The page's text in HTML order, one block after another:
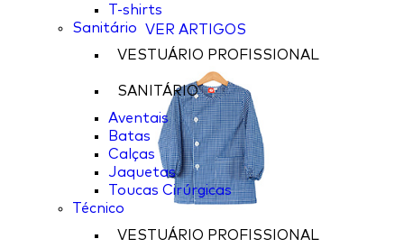
T-shirts
Sanitário
VESTUÁRIO PROFISSIONAL
SANITÁRIO
Aventais
Batas
Calças
Jaquetas
Toucas Cirúrgicas
Técnico
VESTUÁRIO PROFISSIONAL
VER ARTIGOS